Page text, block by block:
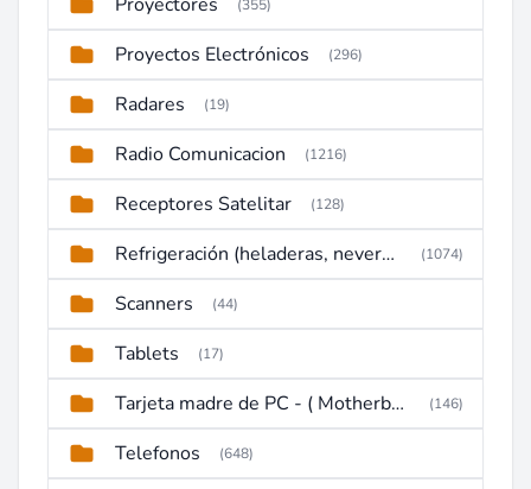
(355)
Proyectos Electrónicos (296)
Radares (19)
Radio Comunicacion (1216)
Receptores Satelitar (128)
Refrigeración (heladeras, neveras, congeladores) (1074)
Scanners (44)
Tablets (17)
Tarjeta madre de PC - ( Motherboard ) (146)
Telefonos (648)